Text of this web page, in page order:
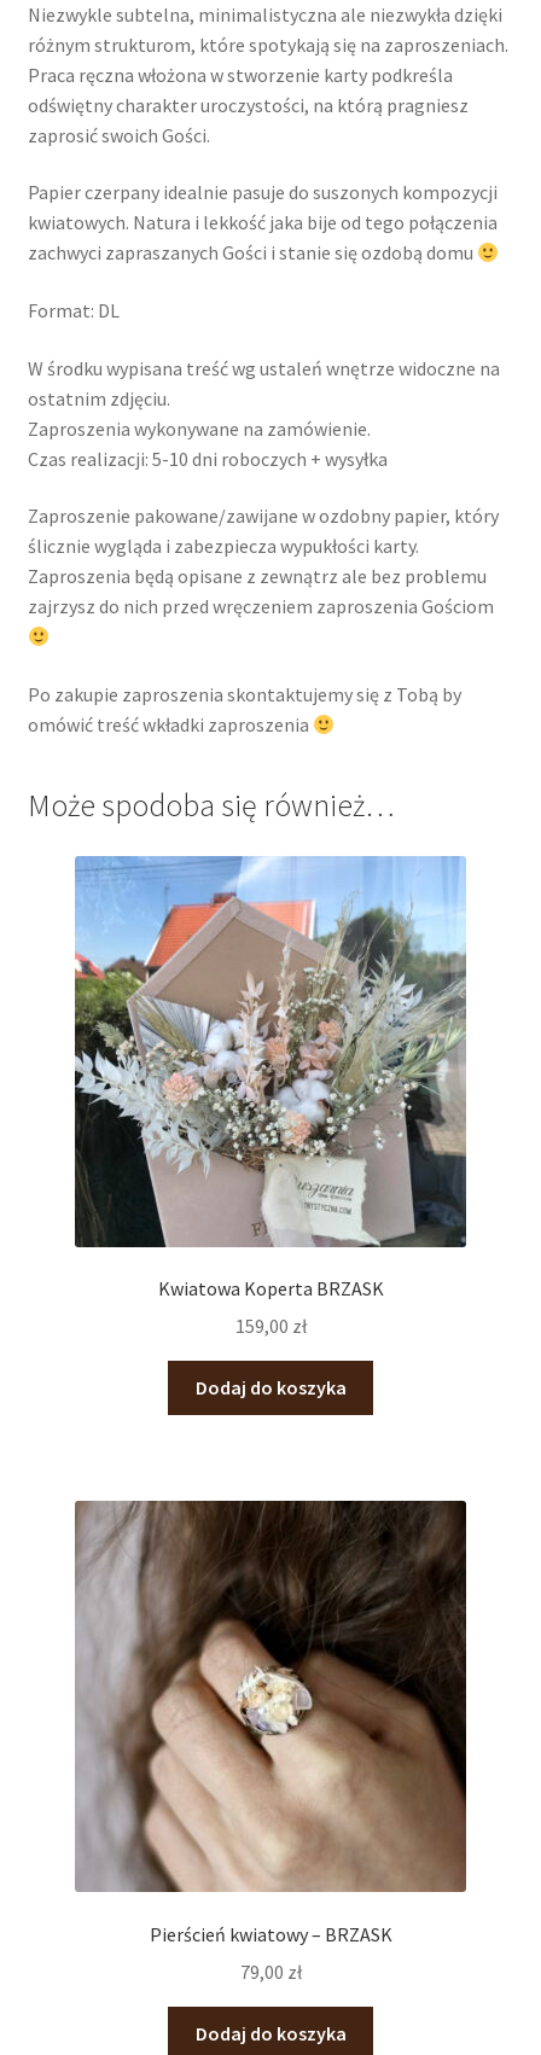
Niezwykle subtelna, minimalistyczna ale niezwykła dzięki
różnym strukturom, które spotykają się na zaproszeniach.
Praca ręczna włożona w stworzenie karty podkreśla
odświętny charakter uroczystości, na którą pragniesz
zaprosić swoich Gości.
Papier czerpany idealnie pasuje do suszonych kompozycji
kwiatowych. Natura i lekkość jaka bije od tego połączenia
zachwyci zapraszanych Gości i stanie się ozdobą domu
Format: DL
W środku wypisana treść wg ustaleń wnętrze widoczne na
ostatnim zdjęciu.
Zaproszenia wykonywane na zamówienie.
Czas realizacji: 5-10 dni roboczych + wysyłka
Zaproszenie pakowane/zawijane w ozdobny papier, który
ślicznie wygląda i zabezpiecza wypukłości karty.
Zaproszenia będą opisane z zewnątrz ale bez problemu
zajrzysz do nich przed wręczeniem zaproszenia Gościom
Po zakupie zaproszenia skontaktujemy się z Tobą by
omówić treść wkładki zaproszenia
Może spodoba się również…
Kwiatowa Koperta BRZASK
159,00 zł
Dodaj do koszyka
Pierścień kwiatowy – BRZASK
79,00 zł
Dodaj do koszyka